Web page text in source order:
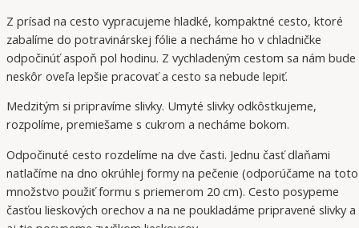
Z prísad na cesto vypracujeme hladké, kompaktné cesto, ktoré
zabalíme do potravinárskej fólie a necháme ho v chladničke
odpočinúť aspoň pol hodinu. Z vychladeným cestom sa nám bude
neskôr oveľa lepšie pracovať a cesto sa nebude lepiť.
Medzitým si pripravíme slivky. Umyté slivky odkôstkujeme,
rozpolíme, premiešame s cukrom a necháme bokom.
Odpočinuté cesto rozdelíme na dve časti. Jednu časť dlaňami
natlačíme na dno okrúhlej formy na pečenie (odporúčame na toto
množstvo použiť formu s priemerom 20 cm). Cesto posypeme
časťou lieskových orechov a na ne poukladáme pripravené slivky a